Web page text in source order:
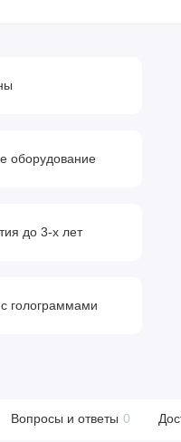
оборудование
до 3-х лет
голограммами
Вопросы и ответы 0